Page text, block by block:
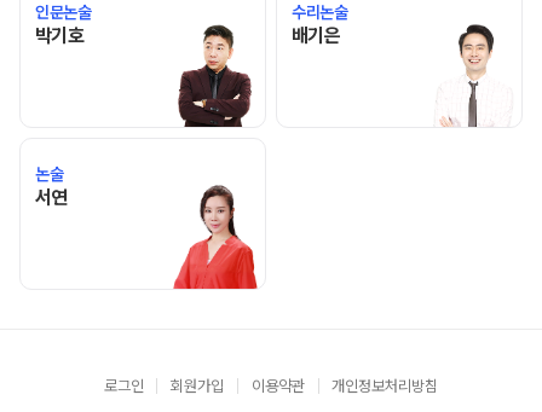
인문논술
박기호박기호 선생님 홈 바로가기
수리논술
배기은배기은 선생님 홈 바로가기
논술
서연서연 선생님 홈 바로가기
로그인 회원가입 이용약관 개인정보처리방침